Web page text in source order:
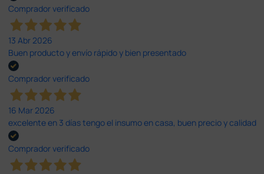
Comprador verificado
13 Abr 2026
Buen producto y envío rápido y bien presentado
Comprador verificado
16 Mar 2026
excelente en 3 días tengo el insumo en casa, buen precio y calidad
Comprador verificado